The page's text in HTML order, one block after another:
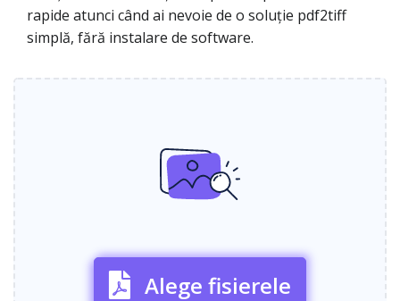
rapide atunci când ai nevoie de o soluție pdf2tiff
simplă, fără instalare de software.
Alege fisierele